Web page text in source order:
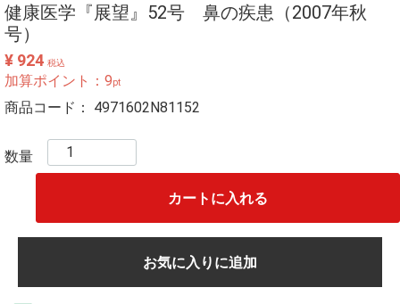
健康医学『展望』52号 鼻の疾患（2007年秋
号）
¥ 924 税込
加算ポイント： 9pt
商品コード： 4971602N81152
数量
カートに入れる
お気に入りに追加